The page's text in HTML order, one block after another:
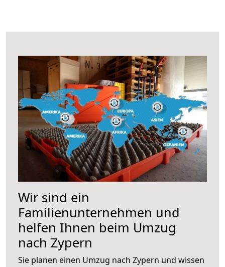
Wir sind ein
Familienunternehmen und
helfen Ihnen beim Umzug
nach Zypern
Sie planen einen Umzug nach Zypern und wissen